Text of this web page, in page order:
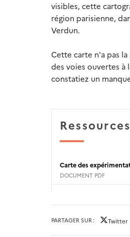
visibles, cette
région parisienne,
Verdun.
Cette carte n'a pas
des voies ouvertes à
constatiez un
Ressources
Carte des
DOCUMENT PDF
PARTAGER SUR Twitter